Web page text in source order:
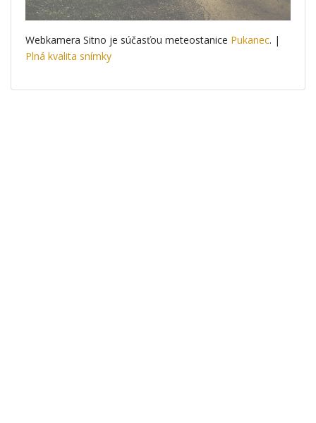
Webkamera Sitno je súčasťou meteostanice Pukanec. |
Plná kvalita snímky